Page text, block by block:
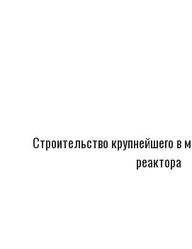
Строительство крупнейшего в
реактора